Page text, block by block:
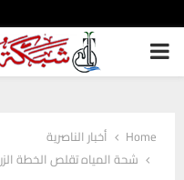
PRIMARY
Home
أخبار الناصرية
شحة المياه تقلص الخطة